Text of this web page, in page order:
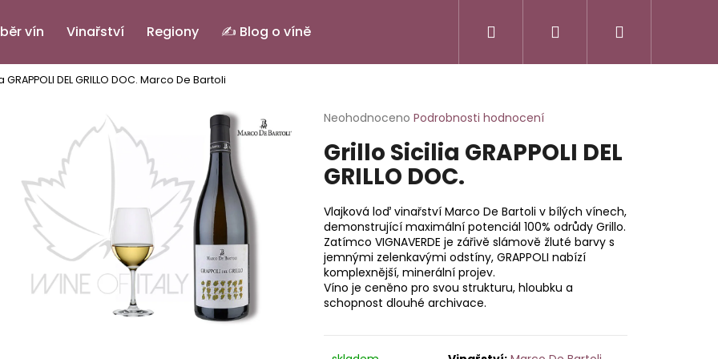
vín Vinařství Regiony ✍️ Blog o víně Přihlášení
DEL GRILLO DOC. Marco De Bartoli
Průměrné
produktu
je
0,0
5
hvězdiček.
Neohodnoceno Podrobnosti hodnocení
Grillo Sicilia GRAPPOLI DEL
GRILLO DOC.
Vlajková loď vinařství Marco De Bartoli v bílých vínech,
demonstrující maximální potenciál 100% odrůdy Grillo.
Zatímco VIGNAVERDE je zářivě slámově žluté barvy s
jemnými zelenkavými odstíny, GRAPPOLI nabízí
komplexnější, minerální projev.
Víno je ceněno pro svou strukturu, hloubku a
schopnost dlouhé archivace.
Co potřebujete najít?
Doporučujeme